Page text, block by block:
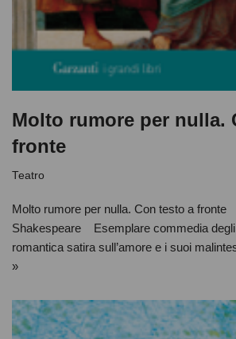
Molto rumore per nulla.
fronte
Teatro
Molto rumore per nulla. Con testo a
Shakespeare Esemplare commedia
romantica satira sull’amore e i suoi
»